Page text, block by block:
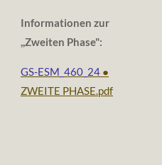
Informationen zur
,,Zweiten Phase":
GS-ESM_460_24 ●
ZWEITE PHASE.pdf